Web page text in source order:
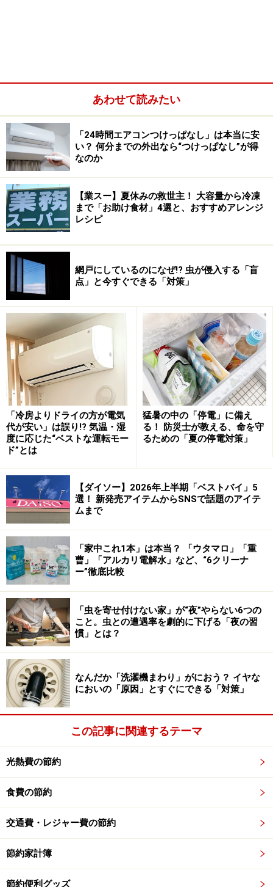
ぶせる
本体とふたとに分かれ、本体にキャップをしたままのペ
ットボトルを入れて、上からふたをかぶせて閉じて使う
仕様になっています。ペットボトルにあわせた高さに調
整して使うことができるのが特長です。
ハンドルは固定式
ハンドルは固定されています。最初、ハンドルは可動式
のほうが便利じゃないかな？ と思いましたが、実際に使
ってみると、固定されているほうが取り回しがしやす
無印良品「冷やしたまま持ち運べる ペット
ボトル用保冷ホルダー」の保冷効果を実験
24時間冷蔵庫で冷やしたお茶のペットボトルを2本用意
し、「冷やしたまま持ち運べる ペットボトル用保冷ホル
ダー」の保冷効果がどれほどのものなのかを実験してみ
ました。
部屋はできる限り外気の影響がないように日差しが入ら
ない脱衣所でおこなっていますが、それなりに温度変化
はありました。
無印良品「冷やしたまま持ち運べる ペットボトル用保冷ホ
ルダー」の保冷効果を実験
11時10分、室温28.4度で実験スタート。冷蔵庫から出し
たペットボトルの中の温度はどちらも5.4度です。
以下、左から「実験開始からの経過時間」「室温」「ペ
ーありの温度」の順に記載しています。
あわせて読みたい
「24時間エアコンつけっぱなし」は本当に安
い？ 何分までの外出なら“つけっぱなし”が得
なのか
【業スー】夏休みの救世主！ 大容量から冷凍
まで「お助け食材」4選と、おすすめアレンジ
レシピ
網戸にしているのになぜ!? 虫が侵入する「盲
点」と今すぐできる「対策」
「冷房よりドライの方が電気
代が安い」は誤り!? 気温・湿
度に応じた“ベストな運転モー
ド”とは
猛暑の中の「停電」に備え
る！ 防災士が教える、命を守
るための「夏の停電対策」
【ダイソー】2026年上半期「ベストバイ」5
選！ 新発売アイテムからSNSで話題のアイテ
ムまで
「家中これ1本」は本当？ 「ウタマロ」「重
曹」「アルカリ電解水」など、“6クリーナ
ー”徹底比較
「虫を寄せ付けない家」が“夜”やらない6つの
こと。虫との遭遇率を劇的に下げる「夜の習
慣」とは？
なんだか「洗濯機まわり」がにおう？ イヤな
においの「原因」とすぐにできる「対策」
この記事に関連するテーマ
光熱費の節約
食費の節約
交通費・レジャー費の節約
節約家計簿
節約便利グッズ